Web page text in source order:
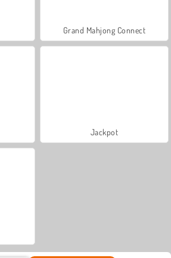
Grand Mahjong Connect
Jackpot